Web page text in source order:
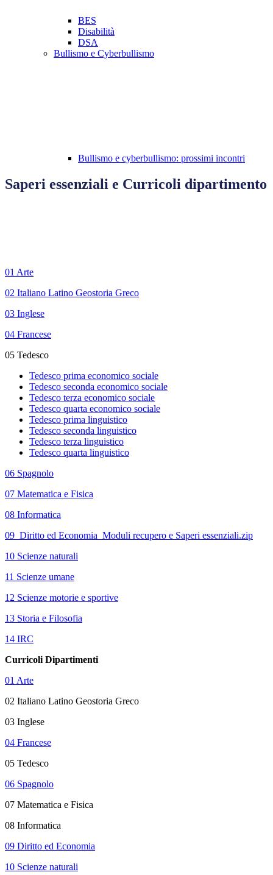
BES
Disabilità
DSA
Bullismo e Cyberbullismo
Bullismo e cyberbullismo: prossimi incontri
Saperi essenziali e Curricoli dipartimento
01 Arte
02 Italiano Latino Geostoria Greco
03 Inglese
04 Francese
05 Tedesco
Tedesco prima economico sociale
Tedesco seconda economico sociale
Tedesco terza economico sociale
Tedesco quarta economico sociale
Tedesco prima linguistico
Tedesco seconda linguistico
Tedesco terza linguistico
Tedesco quarta linguistico
06 Spagnolo
07 Matematica e Fisica
08 Informatica
09_Diritto ed Economia_Moduli recupero e Saperi essenziali.zip
10 Scienze naturali
11 Scienze umane
12 Scienze motorie e sportive
13 Storia e Filosofia
14 IRC
Curricoli Dipartimenti
01 Arte
02 Italiano Latino Geostoria Greco
03 Inglese
04 Francese
05 Tedesco
06 Spagnolo
07 Matematica e Fisica
08 Informatica
09 Diritto ed Economia
10 Scienze naturali